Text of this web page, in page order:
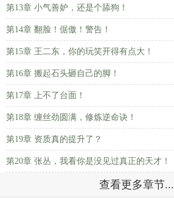
第13章 小气善妒，还是个舔狗！
第14章 翻脸！倨傲！警告！
第15章 王二东，你的玩笑开得有点大！
第16章 搬起石头砸自己的脚！
第17章 上不了台面！
第18章 缠丝劲圆满，修炼逆命诀！
第19章 资质真的提升了？
第20章 张丛，我看你是没见过真正的天才！
查看更多章节...